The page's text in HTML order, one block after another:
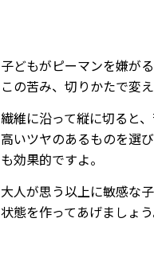
子どもがピーマンを嫌が
この苦み、切りかたで変え
繊維に沿って縦に切ると
高いツヤのあるものを選
も効果的ですよ。
大人が思う以上に敏感な
状態を作ってあげましょう